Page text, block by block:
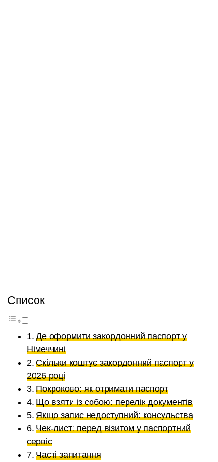
Список
Де оформити закордонний паспорт у
Німеччині
Скільки коштує закордонний паспорт у
2026 році
Покроково: як отримати паспорт
Що взяти із собою: перелік документів
Якщо запис недоступний: консульства
Чек-лист: перед візитом у паспортний
сервіс
Часті запитання